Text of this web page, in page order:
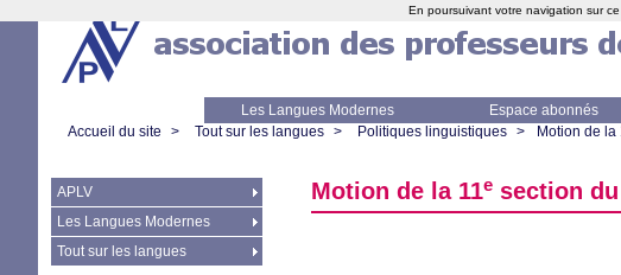
Les Langues Modernes Espace abonnés
Accueil du site > Tout sur les langues > Politiques linguistiques > Motion de la
Motion de la 11e section du
APLV
Les Langues Modernes
Tout sur les langues
En poursuivant votre navigation sur